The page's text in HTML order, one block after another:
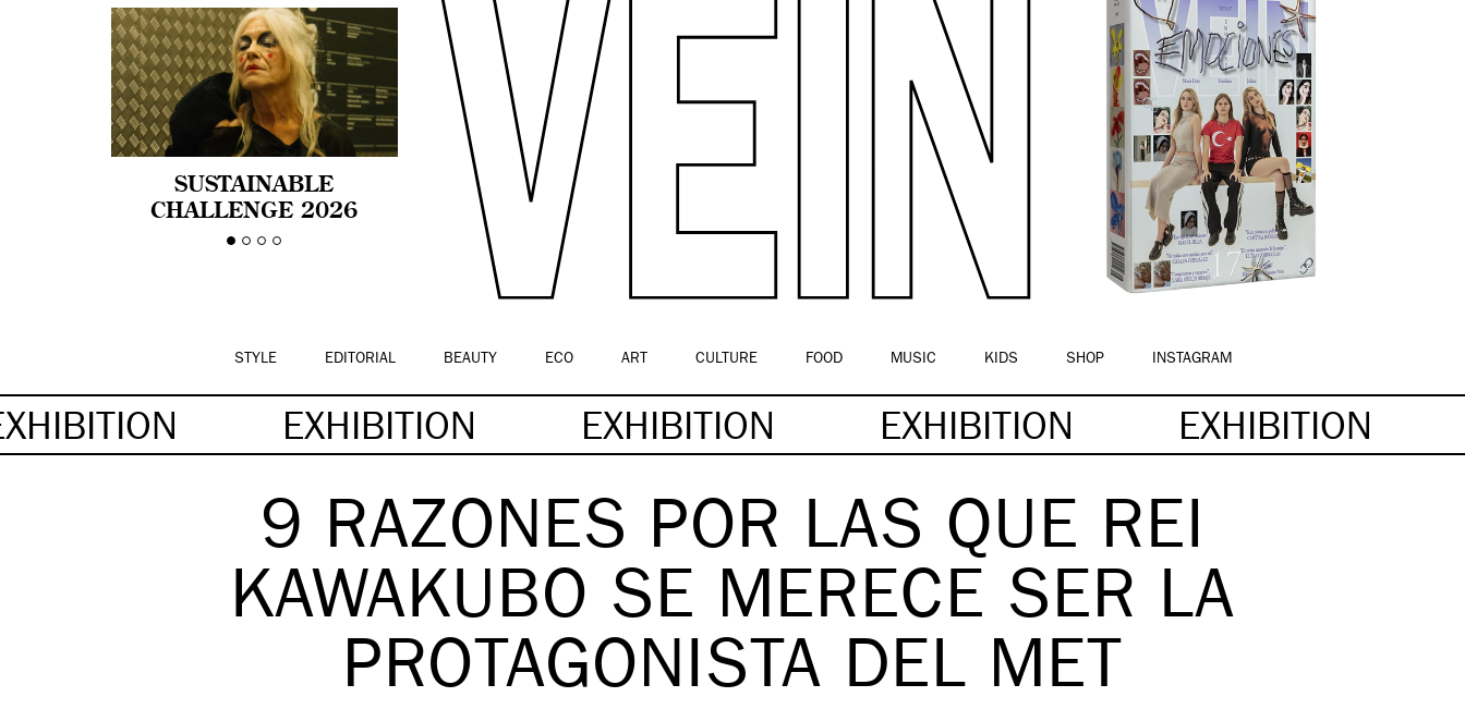
SUSTAINABLE
CHALLENGE 2026
CELEBRA LA
STYLE EDITORIAL BEAUTY ECO ART CULTURE FOOD MUSIC KIDS SHOP INSTAGRAM
EXHIBITION EXHIBITION EXHIBITION EXHIBITION
9 RAZONES POR LAS QUE REI
KAWAKUBO SE MERECE SER LA
PROTAGONISTA DEL MET